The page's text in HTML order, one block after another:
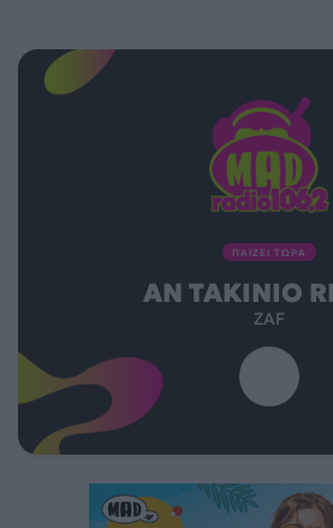
ΠΑΙΖΕΙ ΤΩΡΑ
ΑΝ TAKINIO
ZAF